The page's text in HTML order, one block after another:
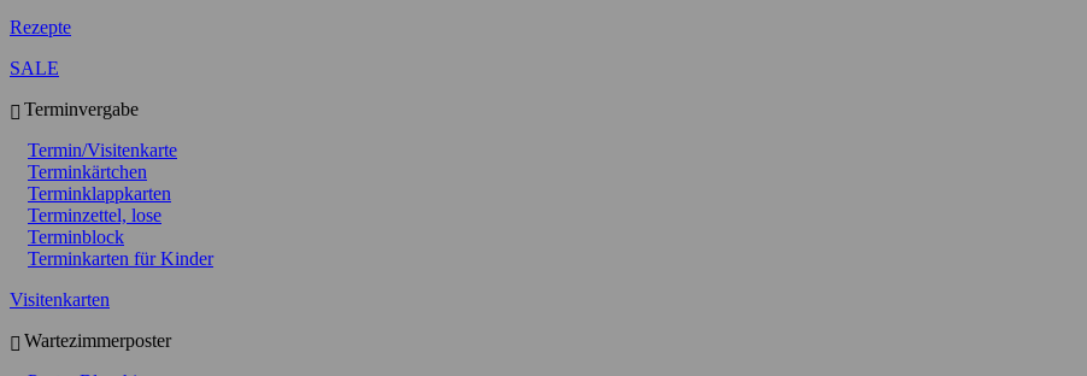
Rezepte
SALE
Terminvergabe
Termin/Visitenkarte
Terminkärtchen
Terminklappkarten
Terminzettel, lose
Terminblock
Terminkarten für Kinder
Visitenkarten
Wartezimmerposter